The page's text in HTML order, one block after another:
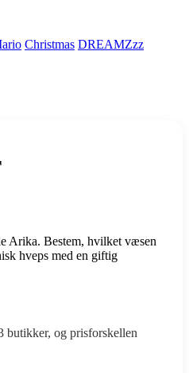
Christmas DREAMZzz
Arika. Bestem, hvilket væsen
hveps med en giftig
butikker, og prisforskellen